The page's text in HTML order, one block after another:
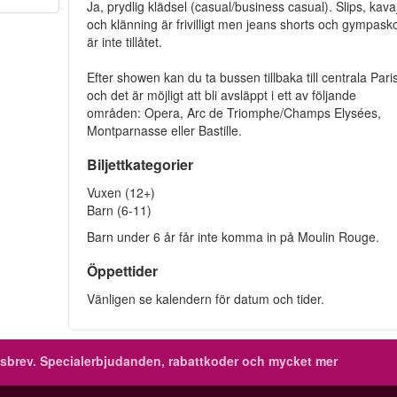
Ja, prydlig klädsel (casual/business casual). Slips,
och klänning är frivilligt men jeans shorts och
är inte tillåtet.
Efter showen kan du ta bussen tillbaka till centrala
och det är möjligt att bli avsläppt i ett av följande
områden: Opera, Arc de Triomphe/Champs Elysées,
Montparnasse eller Bastille.
Biljettkategorier
Vuxen (12+)
Barn (6-11)
Barn under 6 år får inte komma in på Moulin Rouge.
Öppettider
Vänligen se kalendern för datum och tider.
Specialerbjudanden, rabattkoder och mycket mer